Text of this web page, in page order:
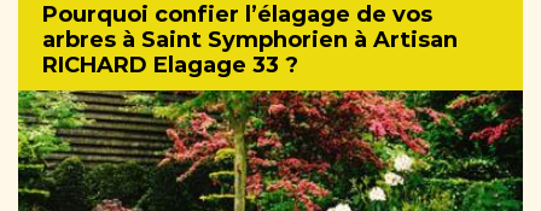
Pourquoi confier l’élagage de vos
arbres à Saint Symphorien à Artisan
RICHARD Elagage 33 ?